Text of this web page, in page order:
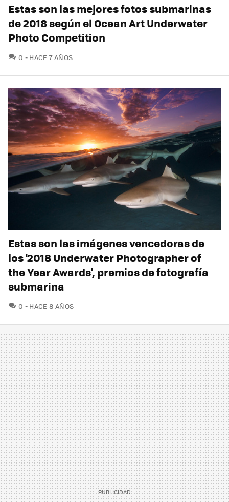
Estas son las mejores fotos submarinas
de 2018 según el Ocean Art Underwater
Photo Competition
0 COMENTARIOS
HACE 7 AÑOS
Estas son las imágenes vencedoras de
los '2018 Underwater Photographer of
the Year Awards', premios de fotografía
submarina
0 COMENTARIOS
HACE 8 AÑOS